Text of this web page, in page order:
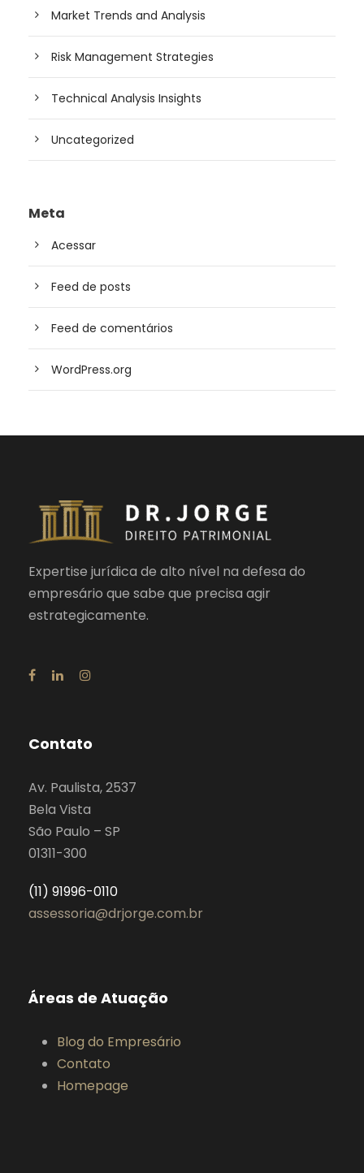
Market Trends and Analysis
Risk Management Strategies
Technical Analysis Insights
Uncategorized
Meta
Acessar
Feed de posts
Feed de comentários
WordPress.org
Expertise jurídica de alto nível na defesa do
empresário que sabe que precisa agir
estrategicamente.
Contato
Av. Paulista, 2537
Bela Vista
São Paulo – SP
01311-300
(11) 91996-0110
assessoria@drjorge.com.br
Áreas de Atuação
Blog do Empresário
Contato
Homepage